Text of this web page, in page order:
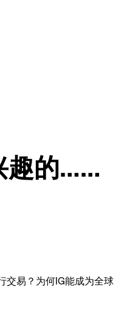
趣的……
交易？为何IG能成为全球